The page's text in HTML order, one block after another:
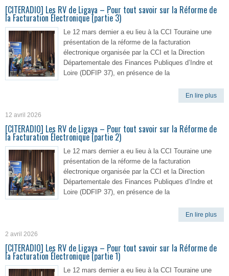
[CITERADIO] Les RV de Ligaya – Pour tout savoir sur la Réforme de
la Facturation Électronique (partie 3)
Le 12 mars dernier a eu lieu à la CCI Touraine une
présentation de la réforme de la facturation
électronique organisée par la CCI et la Direction
Départementale des Finances Publiques d’Indre et
Loire (DDFIP 37), en présence de la
En lire plus
12 avril 2026
[CITERADIO] Les RV de Ligaya – Pour tout savoir sur la Réforme de
la Facturation Électronique (partie 2)
Le 12 mars dernier a eu lieu à la CCI Touraine une
présentation de la réforme de la facturation
électronique organisée par la CCI et la Direction
Départementale des Finances Publiques d’Indre et
Loire (DDFIP 37), en présence de la
En lire plus
2 avril 2026
[CITERADIO] Les RV de Ligaya – Pour tout savoir sur la Réforme de
la Facturation Électronique (partie 1)
Le 12 mars dernier a eu lieu à la CCI Touraine une